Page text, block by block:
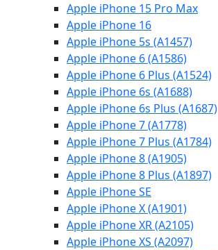
Apple iPhone 15 Pro Max
Apple iPhone 16
Apple iPhone 5s (A1457)
Apple iPhone 6 (A1586)
Apple iPhone 6 Plus (A1524)
Apple iPhone 6s (A1688)
Apple iPhone 6s Plus (A1687)
Apple iPhone 7 (A1778)
Apple iPhone 7 Plus (A1784)
Apple iPhone 8 (A1905)
Apple iPhone 8 Plus (A1897)
Apple iPhone SE
Apple iPhone X (A1901)
Apple iPhone XR (A2105)
Apple iPhone XS (A2097)